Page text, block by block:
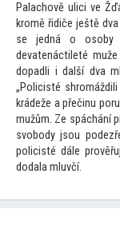
Palachově ulici ve
kromě řidiče ještě
se jedná o osoby
devatenáctileté
dopadli i další dva
„Policisté
krádeže a přečinu
mužům. Ze spáchání
svobody jsou
policisté dále
dodala mluvčí.